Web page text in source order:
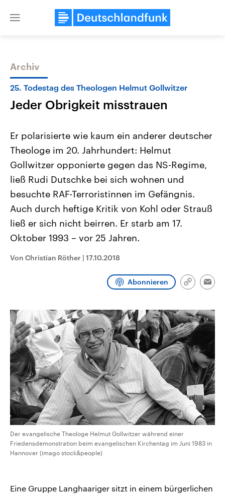
Close
Themen
Landtagswahl Sachsen-Anhalt
2026
Alle Informationen
Sachsen-Anhalt wählt am 6.
September 2026 einen neuen
Landtag. Seit 2021 wird das
Bundesland von einer Koalition aus
Umfragen, Prognosen,
und Hintergründe zu den Parteien
und Kandidaten der anstehenden
USA
Aktuelle Beiträge,
Hintergründe
Wirtschaftlich und
gehören die Vereinigten
mit großem Einfluss auf
Sendungen Programm
Archiv
25. Todestag des Theologen Helmut Gollwitzer
Jeder Obrigkeit misstrauen
Er polarisierte wie kaum ein anderer deutscher
Theologe im 20. Jahrhundert: Helmut
Gollwitzer opponierte gegen das NS-Regime,
ließ Rudi Dutschke bei sich wohnen und
besuchte RAF-Terroristinnen im Gefängnis.
Auch durch heftige Kritik von Kohl oder Strauß
ließ er sich nicht beirren. Er starb am 17.
Oktober 1993 – vor 25 Jahren.
Von Christian Röther | 17.10.2018
Abonnieren
Link
Der evangelische Theologe Helmut Gollwitzer während einer
Friedensdemonstration beim evangelischen Kirchentag im Juni 1983 in
Hannover (imago stock&people)
Eine Gruppe Langhaariger sitzt in einem bürgerlichen